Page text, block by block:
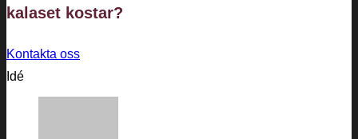
kalaset kostar?
Kontakta oss
Idé